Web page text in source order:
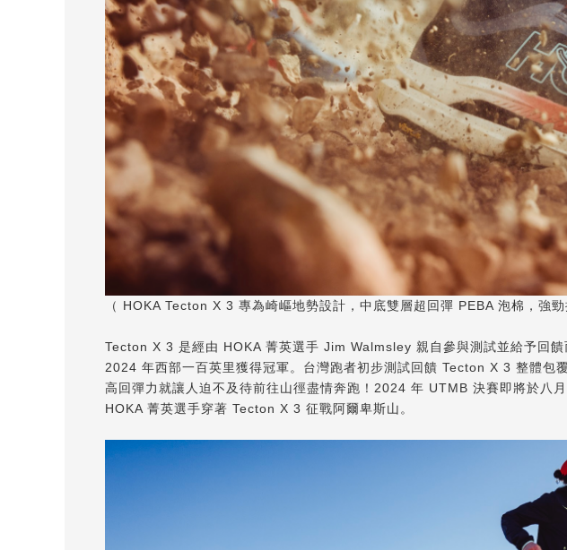
（ HOKA Tecton X 3 專為崎嶇地勢設計，中底雙層超回彈 PEBA 泡棉，強勁
Tecton X 3 是經由 HOKA 菁英選手 Jim Walmsley 親自參與測試並給予回
2024 年西部一百英里獲得冠軍。台灣跑者初步測試回饋 Tecton X 3 整體包
高回彈力就讓人迫不及待前往山徑盡情奔跑！2024 年 UTMB 決賽即將於八
HOKA 菁英選手穿著 Tecton X 3 征戰阿爾卑斯山。